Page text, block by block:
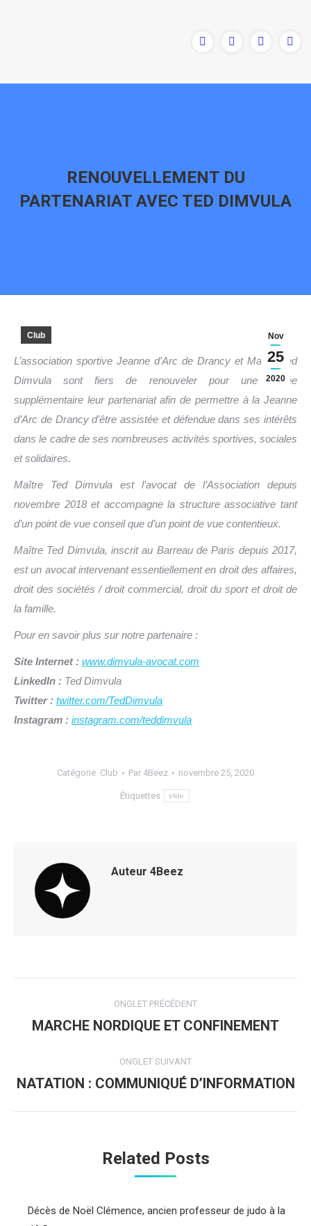
RENOUVELLEMENT DU
PARTENARIAT AVEC TED DIMVULA
Nov
25
2020
Club
L’association sportive Jeanne d’Arc de Drancy et Maître Ted
Dimvula sont fiers de renouveler pour une année
supplémentaire leur partenariat afin de permettre à la Jeanne
d’Arc de Drancy d’être assistée et défendue dans ses intérêts
dans le cadre de ses nombreuses activités sportives, sociales
et solidaires.
Maître Ted Dimvula est l’avocat de l’Association depuis
novembre 2018 et accompagne la structure associative tant
d’un point de vue conseil que d’un point de vue contentieux.
Maître Ted Dimvula, inscrit au Barreau de Paris depuis 2017,
est un avocat intervenant essentiellement en droit des affaires,
droit des sociétés / droit commercial, droit du sport et droit de
la famille.
Pour en savoir plus sur notre partenaire :
Site Internet : www.dimvula-avocat.com
LinkedIn : Ted Dimvula
Twitter : twitter.com/TedDimvula
Instagram : instagram.com/teddimvula
Catégorie Club Par 4Beez novembre 25, 2020
Étiquettes slide
Auteur 4Beez
de
commentaire
ONGLET PRÉCÉDENT
Onglet
MARCHE NORDIQUE ET CONFINEMENT
ONGLET SUIVANT
Onglet
NATATION : COMMUNIQUÉ D’INFORMATION
Related Posts
Décès de Noël Clémence, ancien professeur de judo à la